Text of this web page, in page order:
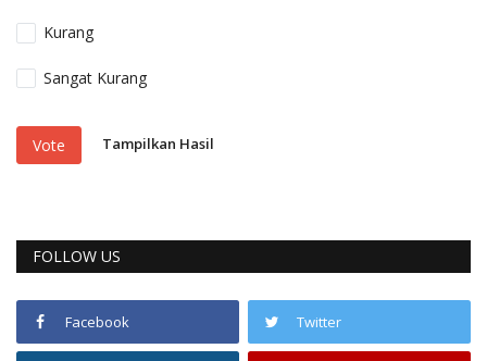
Kurang
Sangat Kurang
Vote Tampilkan Hasil
FOLLOW US
Facebook Twitter